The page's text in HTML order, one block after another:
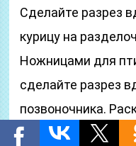
Сделайте разрез
курицу на
Ножницами для
сделайте разрез
позвоночника.
повредить и не